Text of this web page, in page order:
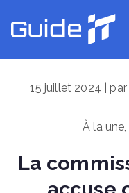
au
15 juillet 2024 |
À la une,
La